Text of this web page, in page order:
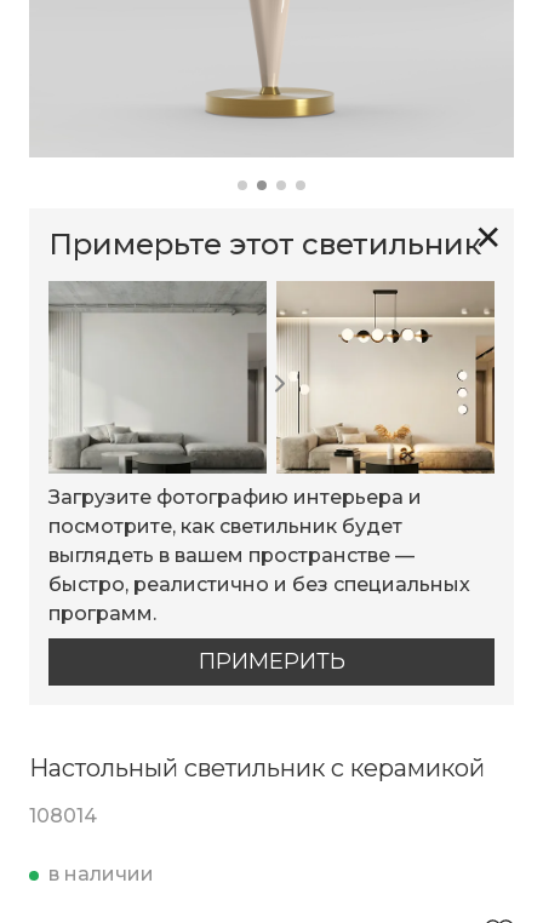
✕
Примерьте этот светильник
Загрузите фотографию интерьера и
посмотрите, как светильник будет
выглядеть в вашем пространстве —
быстро, реалистично и без специальных
программ.
ПРИМЕРИТЬ
Настольный светильник с керамикой
108014
в наличии